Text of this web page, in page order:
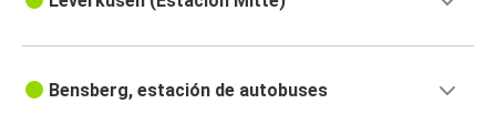
Bensberg, estación de autobuses